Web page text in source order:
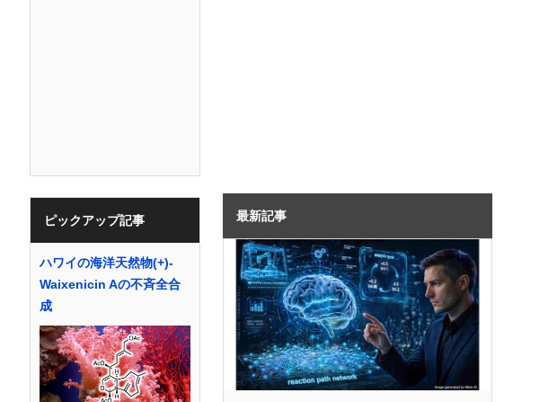
ピックアップ記事
ハワイの海洋天然物(+)-
Waixenicin Aの不斉全合
成
最新記事